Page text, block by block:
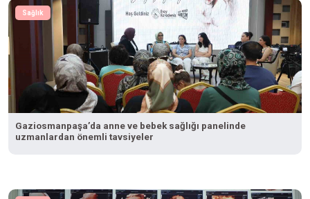
Sağlık
Gaziosmanpaşa’da anne ve bebek sağlığı panelinde
uzmanlardan önemli tavsiyeler